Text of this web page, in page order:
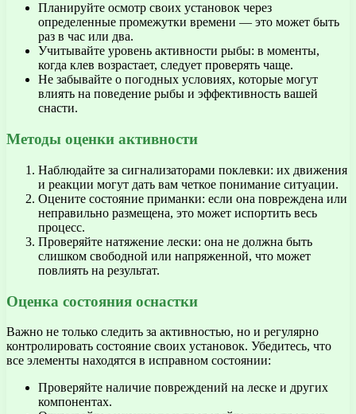
Планируйте осмотр своих установок через
определенные промежутки времени — это может быть
раз в час или два.
Учитывайте уровень активности рыбы: в моменты,
когда клев возрастает, следует проверять чаще.
Не забывайте о погодных условиях, которые могут
влиять на поведение рыбы и эффективность вашей
снасти.
Методы оценки активности
Наблюдайте за сигнализаторами поклевки: их движения
и реакции могут дать вам четкое понимание ситуации.
Оцените состояние приманки: если она повреждена или
неправильно размещена, это может испортить весь
процесс.
Проверяйте натяжение лески: она не должна быть
слишком свободной или напряженной, что может
повлиять на результат.
Оценка состояния оснастки
Важно не только следить за активностью, но и регулярно
контролировать состояние своих установок. Убедитесь, что
все элементы находятся в исправном состоянии:
Проверяйте наличие повреждений на леске и других
компонентах.